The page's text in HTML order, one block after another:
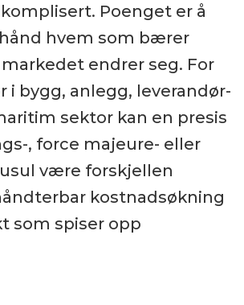
Poenget er å
hvem som bærer
endrer seg. For
i bygg, anlegg, leverandør-
sektor kan en presis
, force majeure- eller
være forskjellen
kostnadsøkning
som spiser opp